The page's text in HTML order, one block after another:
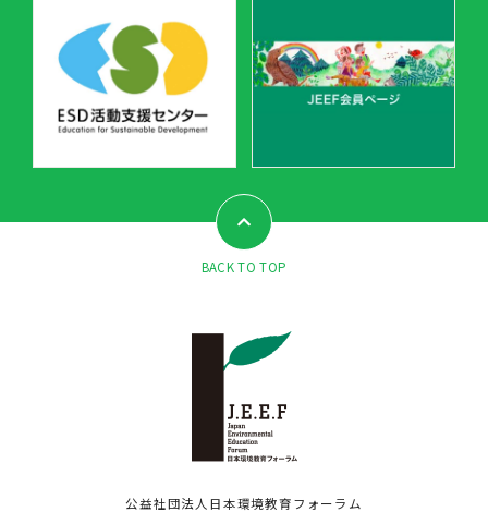
BACK TO TOP
公益社団法人日本環境教育フォーラム